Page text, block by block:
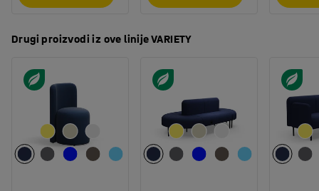
Drugi proizvodi iz ove linije VARIETY